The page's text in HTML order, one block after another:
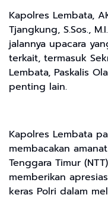
Kapolres Lembata,
Tjangkung, S.Sos.,
jalannya upacara
terkait, termasuk
Lembata, Paskalis
penting lain.
Kapolres Lembata
membacakan
Tenggara Timur
memberikan
keras Polri dalam